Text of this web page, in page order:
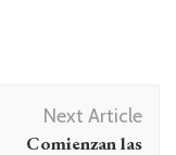
Next Article
Comienzan las